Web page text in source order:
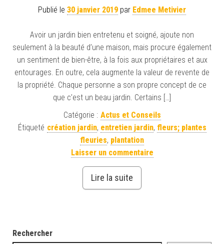
Publié le 30 janvier 2019 par Edmee Metivier
Avoir un jardin bien entretenu et soigné, ajoute non
seulement à la beauté d’une maison, mais procure également
un sentiment de bien-être, à la fois aux propriétaires et aux
entourages. En outre, cela augmente la valeur de revente de
la propriété. Chaque personne a son propre concept de ce
que c’est un beau jardin. Certains […]
Catégorie : Actus et Conseils
Étiqueté création jardin, entretien jardin, fleurs; plantes
fleuries, plantation
Laisser un commentaire
Lire la suite
Rechercher